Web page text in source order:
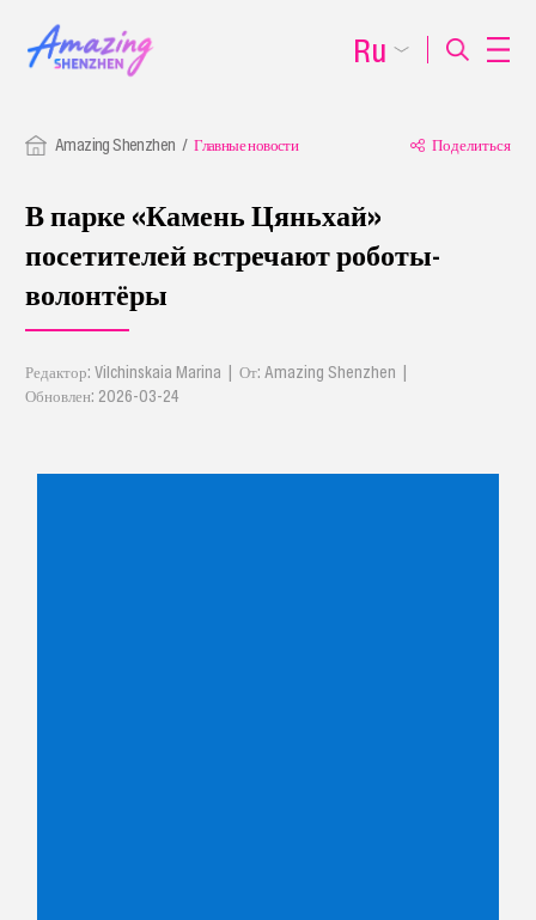
Amazing Shenzhen Главные новости Поделиться
В парке «Камень Цяньхай»
посетителей встречают роботы-
волонтёры
Редактор: Vilchinskaia Marina | От: Amazing Shenzhen |
Обновлен: 2026-03-24
Ru